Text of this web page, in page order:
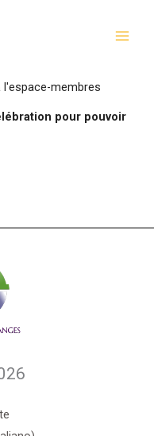
membres
pour pouvoir